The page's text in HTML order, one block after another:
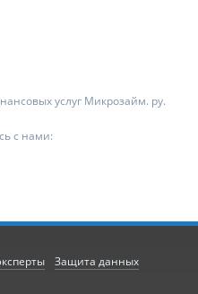
услуг Микрозайм. ру.
с нами:
Защита данных